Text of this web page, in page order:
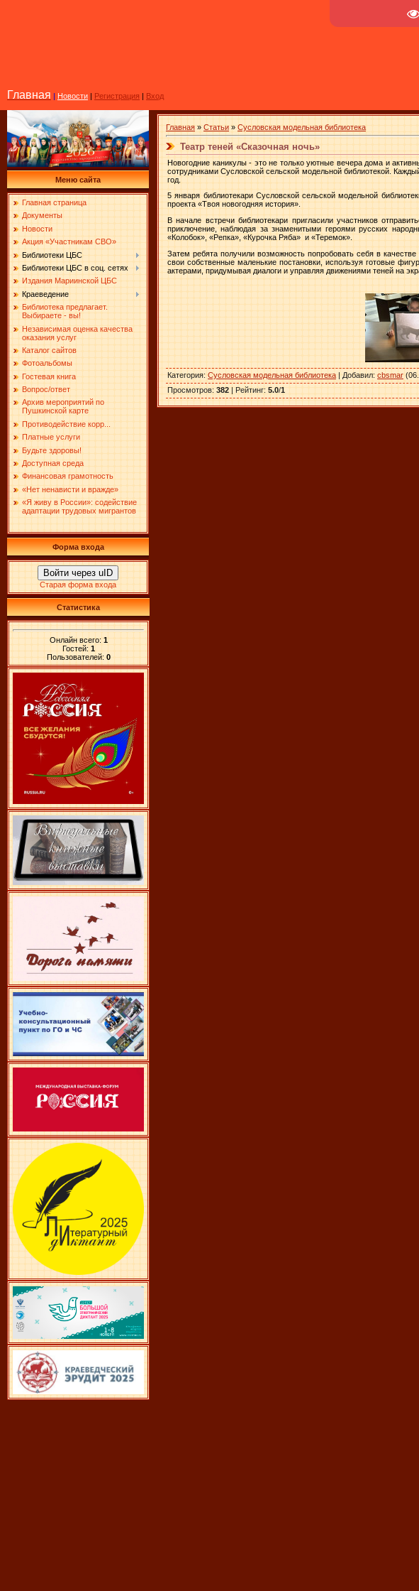
Главная | Новости | Регистрация | Вход
Меню сайта
Главная страница
Документы
Новости
Акция «Участникам СВО»
Библиотеки ЦБС
Библиотеки ЦБС в соц. сетях
Издания Мариинской ЦБС
Краеведение
Библиотека предлагает.
Выбираете - вы!
Независимая оценка качества
оказания услуг
Каталог сайтов
Фотоальбомы
Гостевая книга
Вопрос/ответ
Архив мероприятий по
Пушкинской карте
Противодействие корр...
Платные услуги
Будьте здоровы!
Доступная среда
Финансовая грамотность
«Нет ненависти и вражде»
«Я живу в России»: содействие
адаптации трудовых мигрантов
Форма входа
Войти через uID
Старая форма входа
Статистика
Онлайн всего: 1
Гостей: 1
Пользователей: 0
Главная » Статьи » Сусловская модельная библиотека
Театр теней «Сказочная ночь»
Новогодние каникулы - это не только уютные вечера дома и
сотрудниками Сусловской сельской модельной библиотекой.
год.
5 января библиотекари Сусловской сельской модельной
проекта «Твоя новогодняя история».
В начале встречи библиотекари пригласили участников
приключение, наблюдая за знаменитыми героями русских
«Колобок», «Репка», «Курочка Ряба» и «Теремок».
Затем ребята получили возможность попробовать себя в
свои собственные маленькие постановки, используя готовые
актерами, придумывая диалоги и управляя движениями теней на
Категория: Сусловская модельная библиотека | Добавил: cbsmar
Просмотров: 382 | Рейтинг: 5.0/1